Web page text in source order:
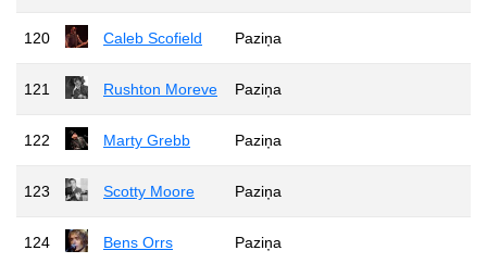
120 Caleb Scofield Paziņa
121 Rushton Moreve Paziņa
122 Marty Grebb Paziņa
123 Scotty Moore Paziņa
124 Bens Orrs Paziņa